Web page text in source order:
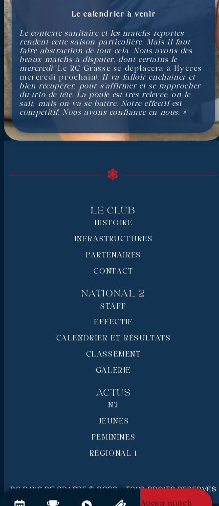
Aucun match
Le calendrier à venir
Le contexte sanitaire et les matchs reportés
rendent cette saison particulière. Mais il faut
faire abstraction de tout cela. Nous avons des
beaux matchs à disputer, dont certains le
mercredi(Le RC Grasse se déplacera à Hyères
mercredi prochain). Il va falloir enchaîner et
bien récupérer, pour s’affirmer et se rapprocher
du trio de tête. La poule est très relevée, on le
sait, mais on va se battre. Notre effectif est
compétitif. Nous avons confiance en nous. »
Le Club
HISTOIRE
INFRASTRUCTURES
PARTENAIRES
CONTACT
National 2
STAFF
EFFECTIF
CALENDRIER ET RÉSULTATS
CLASSEMENT
GALERIE
Actus
N2
JEUNES
FÉMININES
RÉGIONAL 1
RC Pays de Grasse © 2026 - Tous droits réservés